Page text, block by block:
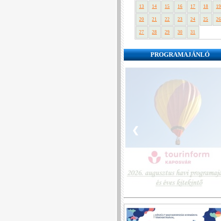
13 14 15 16 17 18 19
20 21 22 23 24 25 26
27 28 29 30 31
PROGRAMAJÁNLÓ
❮